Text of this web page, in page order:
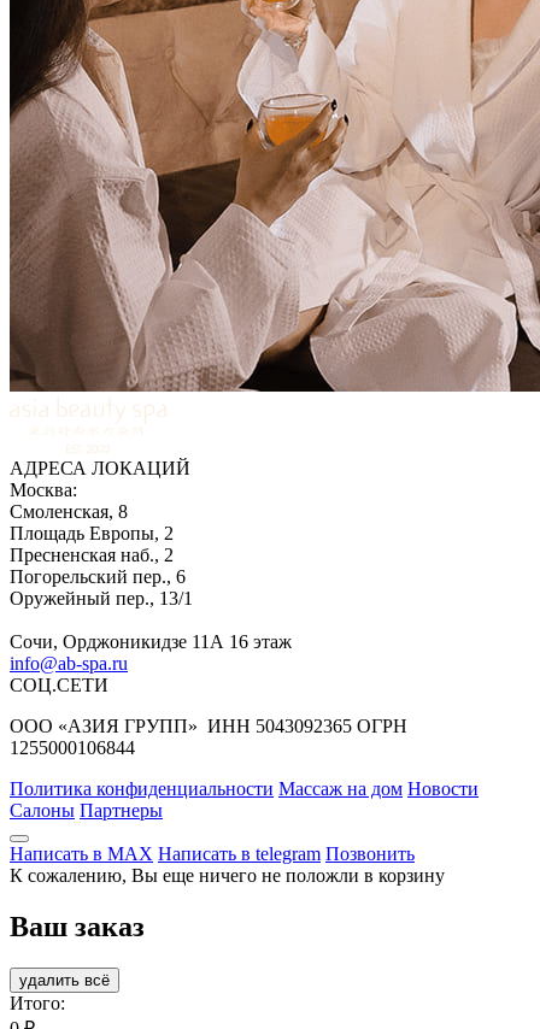
АДРЕСА ЛОКАЦИЙ
Москва:
Смоленская, 8
Площадь Европы, 2
Пресненская наб., 2
Погорельский пер., 6
Оружейный пер., 13/1
Сочи, Орджоникидзе 11А 16 этаж
info@ab-spa.ru
СОЦ.СЕТИ
ООО «АЗИЯ ГРУПП» ИНН 5043092365 ОГРН
1255000106844
Политика конфиденциальности Массаж на дом Новости
Салоны Партнеры
Написать в MAX Написать в telegram Позвонить
К сожалению, Вы еще ничего не положли в корзину
Ваш заказ
удалить всё
Итого: